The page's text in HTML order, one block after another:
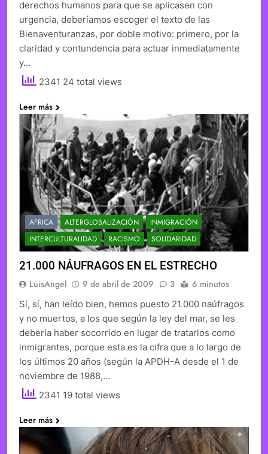
derechos humanos para que se aplicasen con
urgencia, deberíamos escoger el texto de las
Bienaventuranzas, por doble motivo: primero, por la
claridad y contundencia para actuar inmediatamente
y…
2341 24 total views
Leer más
AFRICA ALTERGLOBALIZACIÓN
INMIGRACIÓN
INTERCULTURALIDAD
RACISMO SOLIDARIDAD
21.000 NÁUFRAGOS EN EL ESTRECHO
LuisAngel 9 de abril de 2009 3 6 minutos
Sí, sí, han leído bien, hemos puesto 21.000 naúfragos
y no muertos, a los que según la ley del mar, se les
debería haber socorrido en lugar de tratarlos como
inmigrantes, porque esta es la cifra que a lo largo de
los últimos 20 años (según la APDH-A desde el 1 de
noviembre de 1988,…
2341 19 total views
Leer más